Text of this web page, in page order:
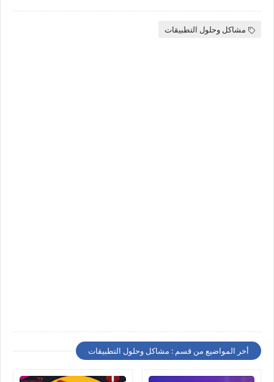
مشاكل وحلول التطبيقات
أخر المواضيع من قسم : مشاكل وحلول التطبيقات